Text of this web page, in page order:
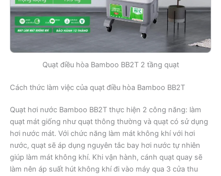
Quạt điều hòa Bamboo BB2T 2 tầng quạt
Cách thức làm việc của quạt điều hòa Bamboo BB2T
Quạt hơi nước Bamboo BB2T thực hiện 2 công năng: làm
quạt mát giống như quạt thông thường và quạt có sử dụng
hơi nước mát. Với chức năng làm mát không khí với hơi
nước, quạt sẽ áp dụng nguyên tắc bay hơi nước tự nhiên
giúp làm mát không khí. Khi vận hành, cánh quạt quay sẽ
làm nên áp suất hút không khí đi vào máy qua 3 cửa thu